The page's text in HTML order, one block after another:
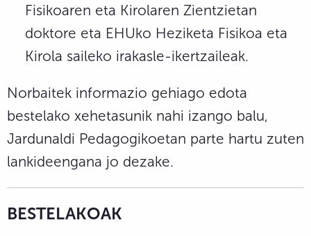
Fisikoaren eta Kirolaren Zientzietan
doktore eta EHUko Heziketa Fisikoa eta
Kirola saileko irakasle-ikertzaileak.
Norbaitek informazio gehiago edota
bestelako xehetasunik nahi izango balu,
Jardunaldi Pedagogikoetan parte hartu zuten
lankideengana jo dezake.
BESTELAKOAK